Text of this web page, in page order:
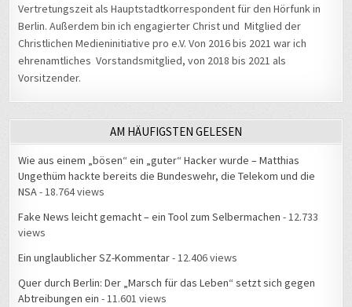
Vertretungszeit als Hauptstadtkorrespondent für den Hörfunk in
Berlin. Außerdem bin ich engagierter Christ und Mitglied der
Christlichen Medieninitiative pro e.V. Von 2016 bis 2021 war ich
ehrenamtliches Vorstandsmitglied, von 2018 bis 2021 als
Vorsitzender.
AM HÄUFIGSTEN GELESEN
Wie aus einem „bösen“ ein „guter“ Hacker wurde – Matthias
Ungethüm hackte bereits die Bundeswehr, die Telekom und die
NSA- 18.764 views
Fake News leicht gemacht – ein Tool zum Selbermachen - 12.733
views
Ein unglaublicher SZ-Kommentar- 12.406 views
Quer durch Berlin: Der „Marsch für das Leben“ setzt sich gegen
Abtreibungen ein - 11.601 views